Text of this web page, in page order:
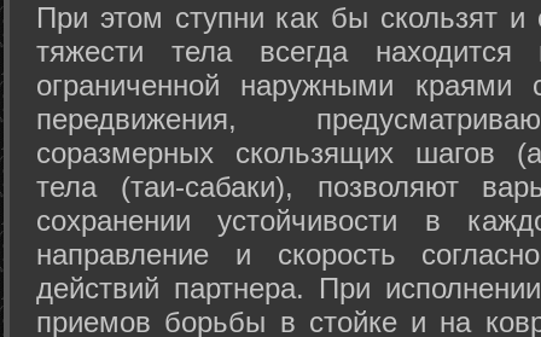
При этом ступни как бы скользят
тяжести тела всегда
ограниченной наружными краями
передвижения,
соразмерных скользящих шагов
тела (таи-сабаки), позволяют
сохранении устойчивости в
направление и скорость
действий партнера. При
приемов борьбы в стойке и на